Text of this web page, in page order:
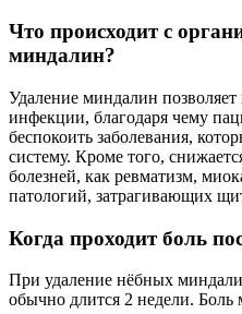
Что происходит с
миндалин?
Удаление миндалин позволяет
инфекции, благодаря чему
беспокоить заболевания,
систему. Кроме того,
болезней, как ревматизм,
патологий, затрагивающих
Когда проходит боль
При удаление нёбных
обычно длится 2 недели. Боль